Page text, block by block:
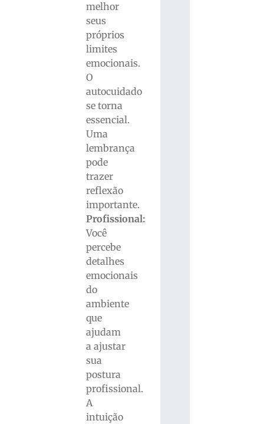
melhor
seus
próprios
limites
emocionais.
O
autocuidado
se torna
essencial.
Uma
lembrança
pode
trazer
reflexão
importante.
Profissional:
Você
percebe
detalhes
emocionais
do
ambiente
que
ajudam
a ajustar
sua
postura
profissional.
A
intuição